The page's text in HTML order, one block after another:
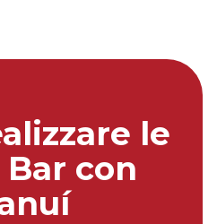
le
con